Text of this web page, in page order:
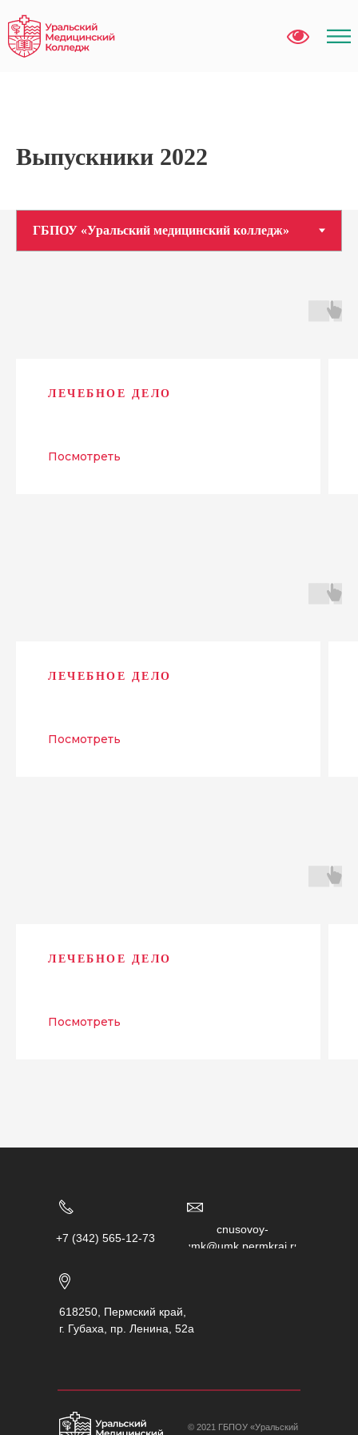
Выпускники 2022
ЛЕЧЕБНОЕ ДЕЛО
Посмотреть
ЛЕЧЕБНОЕ ДЕЛО
Посмотреть
ЛЕЧЕБНОЕ ДЕЛО
Посмотреть
© 2021 ГБПОУ «Уральский
+7 (342) 565-12-73
chusovoy-
umk@umk.permkrai.ru
618250, Пермский край,
г. Губаха, пр. Ленина, 52а